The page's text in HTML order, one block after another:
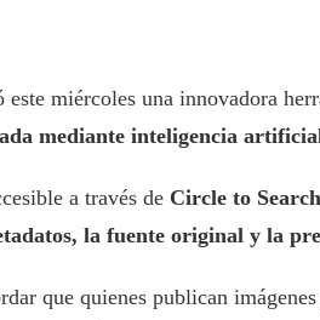
este miércoles una innovadora
mediante inteligencia
a través de Circle to Search
la fuente original y la
que quienes publican imágenes